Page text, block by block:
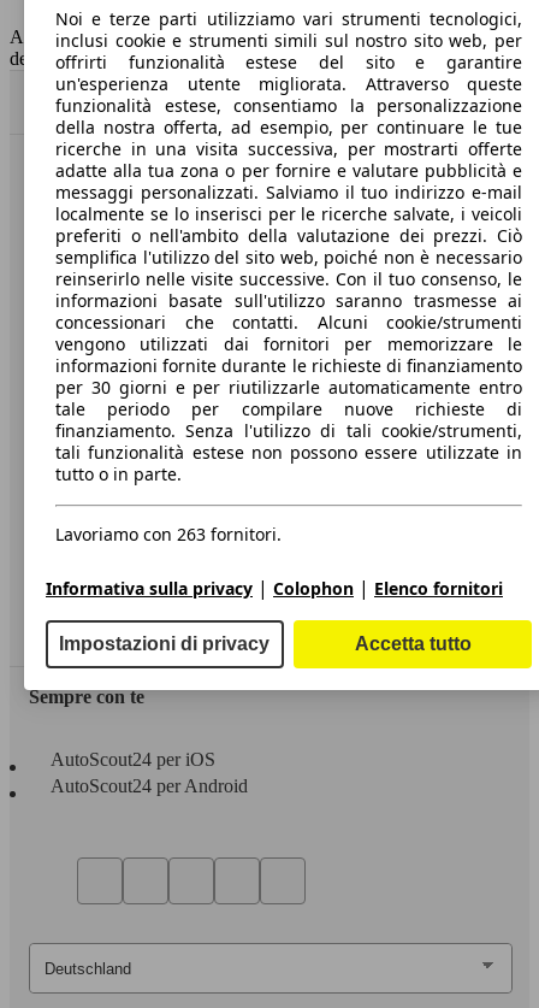
Capacità del serbatoio
53 l
AutoScout24 non si assume alcuna responsabilità per la correttezza
dei dati.
Torna su
Benvenuti su AutoScout24, il mercato auto europeo.
Società
A proposito di AutoScout24
Stampa
Media
Condizioni generali
Informazioni
Privacy
Dichiarazione di Accessibilità
Servizi
Area rivenditori
Sempre con te
AutoScout24 per iOS
AutoScout24 per Android
Noi e terze parti utilizziamo vari strumenti tecnologici,
inclusi cookie e strumenti simili sul nostro sito web, per
offrirti funzionalità estese del sito e garantire
un'esperienza utente migliorata. Attraverso queste
funzionalità estese, consentiamo la personalizzazione
della nostra offerta, ad esempio, per continuare le tue
ricerche in una visita successiva, per mostrarti offerte
adatte alla tua zona o per fornire e valutare pubblicità e
messaggi personalizzati. Salviamo il tuo indirizzo e-mail
localmente se lo inserisci per le ricerche salvate, i veicoli
preferiti o nell'ambito della valutazione dei prezzi. Ciò
semplifica l'utilizzo del sito web, poiché non è necessario
reinserirlo nelle visite successive. Con il tuo consenso, le
informazioni basate sull'utilizzo saranno trasmesse ai
concessionari che contatti. Alcuni cookie/strumenti
vengono utilizzati dai fornitori per memorizzare le
informazioni fornite durante le richieste di finanziamento
per 30 giorni e per riutilizzarle automaticamente entro
tale periodo per compilare nuove richieste di
finanziamento. Senza l'utilizzo di tali cookie/strumenti,
tali funzionalità estese non possono essere utilizzate in
tutto o in parte.
Lavoriamo con 263 fornitori.
Informativa sulla privacy | Colophon | Elenco fornitori
Impostazioni di privacy Accetta tutto